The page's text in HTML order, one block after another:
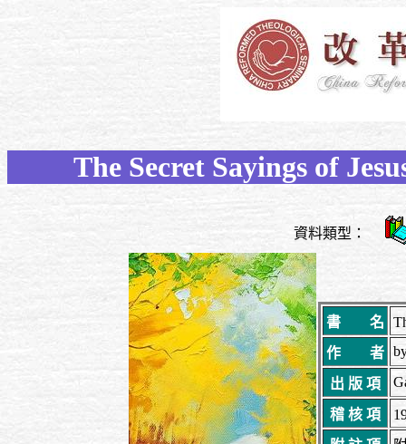
The Secret Sayings of
資料類型：
書 名
作 者
出 版 項
稽 核 項